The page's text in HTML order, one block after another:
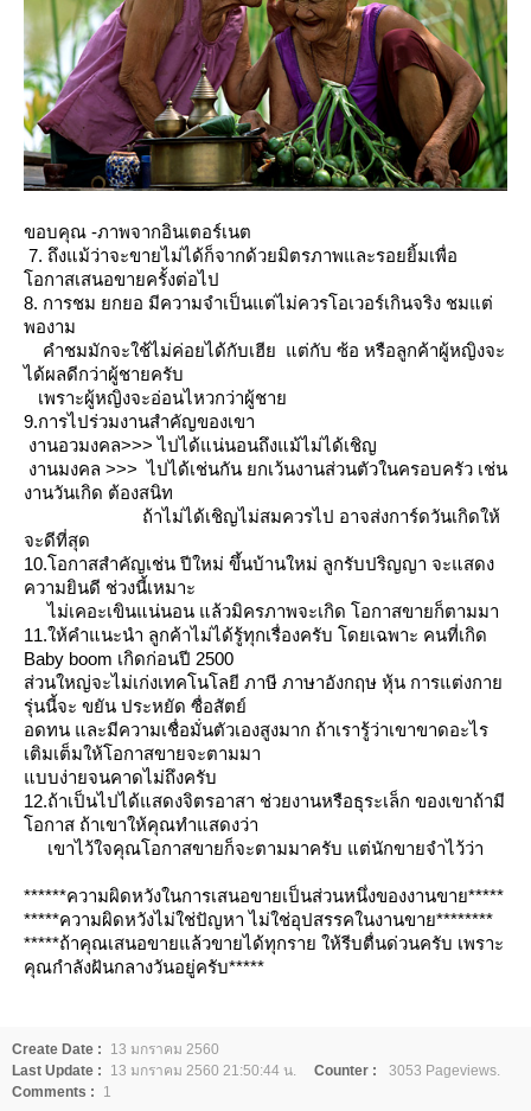
ขอบคุณ -ภาพจากอินเตอร์เนต
7. ถึงแม้ว่าจะขายไม่ได้ก็จากด้วยมิตรภาพและรอยยิ้มเพื่อ
อกาสเสนอขายครั้งต่อไป
8. การชม ยกยอ มีความจำเป็นแต่ไม่ควรโอเวอร์เกินจริง ชมแต่
พองาม
คำชมมักจะใช้ไม่ค่อยได้กับเฮีย แต่กับ ซ้อ หรือลูกค้าผู้หญิงจะ
ได้ผลดีกว่าผู้ชายครับ
เพราะผู้หญิงจะอ่อนไหวกว่าผู้ชา
9.การไปร่วมงานสำคัญของเขา
งานอวมงคล>>> ไปได้แน่นอนถึงแม้ไม่ได้เชิญ
งานมงคล >>> ไปได้เช่นกัน ยกเว้นงานส่วนตัวในครอบครัว เช่น
งานวันเกิด ต้องสนิท
ถ้าไม่ได้เชิญไม่สมควรไป อาจส่งการ์ดวันเกิดให้
จะดีที่สุด
10.โอกาสสำคัญเช่น ปีใหม่ ขึ้นบ้านใหม่ ลูกรับปริญญา จะแสดง
ความยินดี ช่วงนี้เหมาะ
ไม่เคอะเขินแน่นอน แล้วมิครภาพจะเกิด โอกาสขายก็ตามมา
11.ให้คำแนะนำ ลูกค้าไม่ได้รู้ทุกเรื่องครับ โดยเฉพาะ คนที่เกิด
Baby boom เกิดก่อนปี 2500
ส่วนใหญ่จะไม่เก่งเทคโนโลยี ภาษี ภาษาอังกฤษ หุ้น การแต่งกา
รุ่นนี้จะ ขยัน ประหยัด ซื่อสัตย์
อดทน และมีความเชื่อมั่นตัวเองสูงมาก ถ้าเรารู้ว่าเขาขาดอะไร
เติมเต็มให้โอกาสขายจะตามมา
บบง่ายจนคาดไม่ถึงครับ
12.ถ้าเป็นไปได้แสดงจิตรอาสา ช่วยงานหรือธุระเล็ก ของเขาถ้ามี
อกาส ถ้าเขาให้คุณทำแสดงว่า
เขาไว้ใจคุณโอกาสขายก็จะตามมาครับ แต่นักขายจำไว้ว่า
******ความผิดหวังในการเสนอขายเป็นส่วนหนึ่งของงานขาย*****
*****ความผิดหวังไม่ใช่ปัญหา ไม่ใช่อุปสรรคในงานขาย********
*****ถ้าคุณเสนอขายแล้วขายได้ทุกราย ให้รีบตื่นด่วนครับ เพราะ
คุณกำลังฝันกลางวันอยู่ครับ*****
Create Date :
13 มกราคม 2560
Last Update :
13 มกราคม 2560 21:50:44 น. Counter :
3053 Pageviews.
Comments :
1